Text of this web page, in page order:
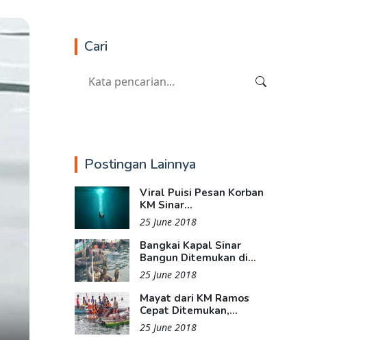
Cari
Postingan Lainnya
Viral Puisi Pesan Korban
KM Sinar...
25 June 2018
Bangkai Kapal Sinar
Bangun Ditemukan di...
25 June 2018
Mayat dari KM Ramos
Cepat Ditemukan,...
25 June 2018